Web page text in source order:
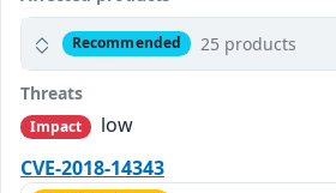
Recommended 25 products
Threats
Impact
low
CVE-2018-14343